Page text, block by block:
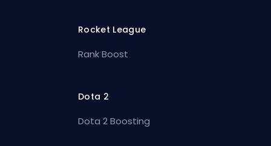
Rocket League
Rank Boost
Dota 2
Dota 2 Boosting